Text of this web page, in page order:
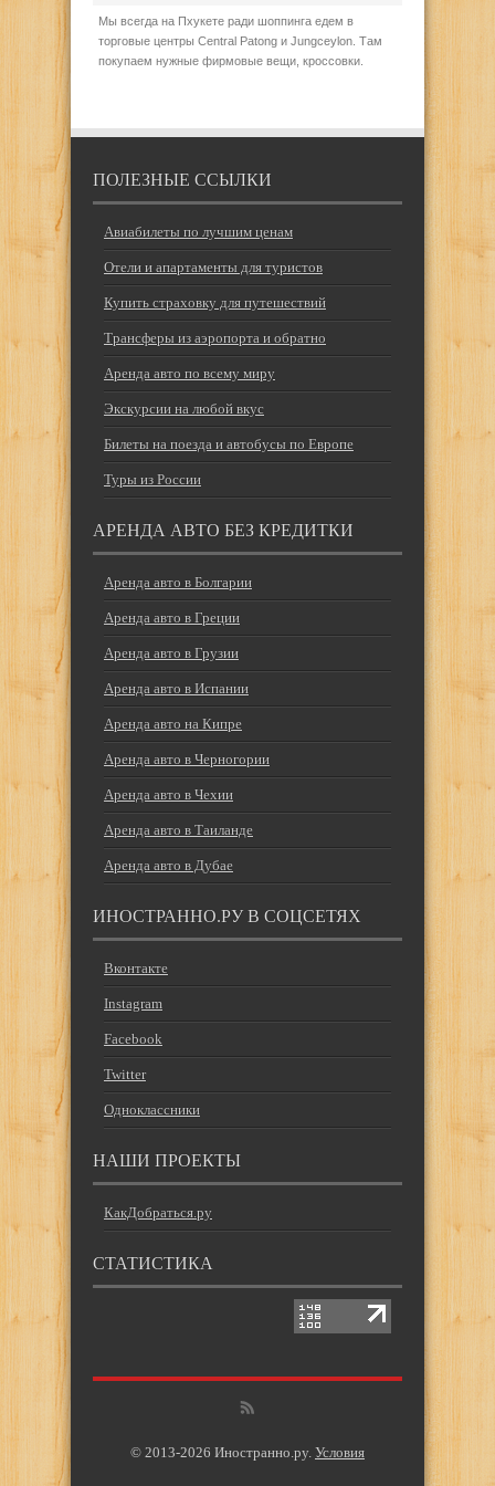
Мы всегда на Пхукете ради шоппинга едем в
торговые центры Central Patong и Jungceylon. Там
покупаем нужные фирмовые вещи, кроссовки.
ПОЛЕЗНЫЕ ССЫЛКИ
Авиабилеты по лучшим ценам
Отели и апартаменты для туристов
Купить страховку для путешествий
Трансферы из аэропорта и обратно
Аренда авто по всему миру
Экскурсии на любой вкус
Билеты на поезда и автобусы по Европе
Туры из России
АРЕНДА АВТО БЕЗ КРЕДИТКИ
Аренда авто в Болгарии
Аренда авто в Греции
Аренда авто в Грузии
Аренда авто в Испании
Аренда авто на Кипре
Аренда авто в Черногории
Аренда авто в Чехии
Аренда авто в Таиланде
Аренда авто в Дубае
ИНОСТРАННО.РУ В СОЦСЕТЯХ
Вконтакте
Instagram
Facebook
Twitter
Одноклассники
НАШИ ПРОЕКТЫ
КакДобраться.ру
СТАТИСТИКА
© 2013-2026 Иностранно.ру. Условия